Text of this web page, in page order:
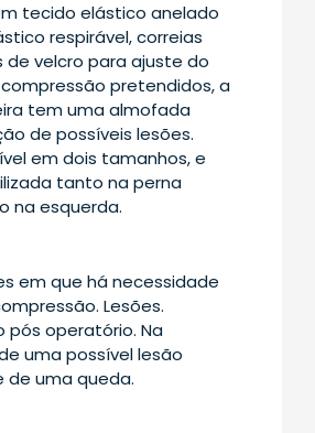
tecido elástico anelado
respirável, correias
de velcro para ajuste do
pretendidos, a
tem uma almofada
de possíveis lesões.
em dois tamanhos, e
tanto na perna
na esquerda.
em que há necessidade
Lesões.
pós operatório. Na
uma possível lesão
de uma queda.